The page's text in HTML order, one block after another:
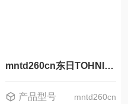
mntd260cn东日TOHNICHI预置式标记防错扭力螺丝刀
产品型号 mntd260cn